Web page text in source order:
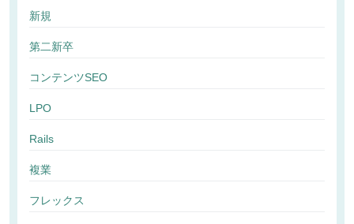
新規
第二新卒
コンテンツSEO
LPO
Rails
複業
フレックス